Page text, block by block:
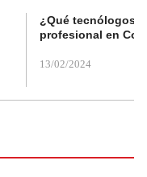
¿Qué tecnólogos
profesional en
13/02/2024